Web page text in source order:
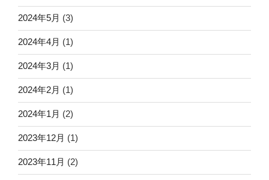
2024年5月 (3)
2024年4月 (1)
2024年3月 (1)
2024年2月 (1)
2024年1月 (2)
2023年12月 (1)
2023年11月 (2)